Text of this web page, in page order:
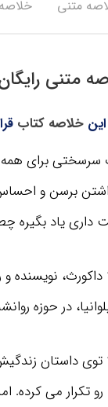
متنی
متنی
خلاصه کتاب
سرسختی برای همه
برسن و
داری یاد بگیره
در حوزه
توی داستان
تکرار می کرده.